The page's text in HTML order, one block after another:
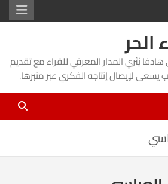
الحر
يُثري المدار المعرفي للقراء مع تقديم
لإيصال إنتاجه الفكري عبر منبرها.